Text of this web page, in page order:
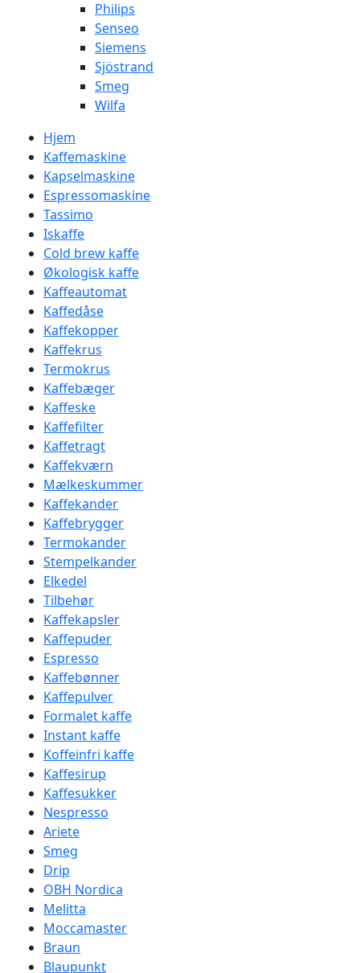
Philips
Senseo
Siemens
Sjöstrand
Smeg
Wilfa
Hjem
Kaffemaskine
Kapselmaskine
Espressomaskine
Tassimo
Iskaffe
Cold brew kaffe
Økologisk kaffe
Kaffeautomat
Kaffedåse
Kaffekopper
Kaffekrus
Termokrus
Kaffebæger
Kaffeske
Kaffefilter
Kaffetragt
Kaffekværn
Mælkeskummer
Kaffekander
Kaffebrygger
Termokander
Stempelkander
Elkedel
Tilbehør
Kaffekapsler
Kaffepuder
Espresso
Kaffebønner
Kaffepulver
Formalet kaffe
Instant kaffe
Koffeinfri kaffe
Kaffesirup
Kaffesukker
Nespresso
Ariete
Smeg
Drip
OBH Nordica
Melitta
Moccamaster
Braun
Blaupunkt